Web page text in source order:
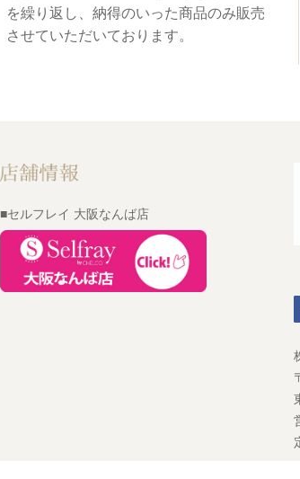
を繰り返し、納得のいった商品のみ販売
させていただいております。
■セルフレイ 大阪なんば店